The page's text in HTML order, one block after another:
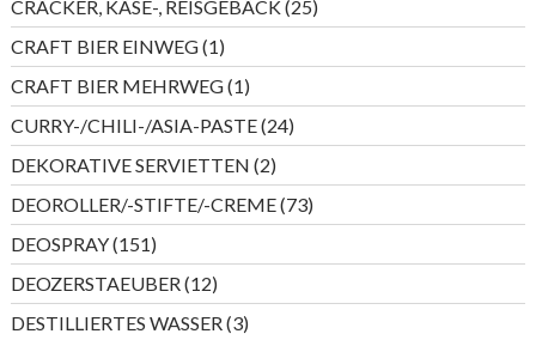
CRÄCKER, KÄSE-, REISGEBÄCK 2525
Produkte
CRAFT BIER EINWEG 11
Produkt
CRAFT BIER MEHRWEG 11
Produkt
CURRY-/CHILI-/ASIA-PASTE 2424
Produkte
DEKORATIVE SERVIETTEN 22
Produkte
DEOROLLER/-STIFTE/-CREME 7373
Produkte
DEOSPRAY 151151
Produkte
DEOZERSTAEUBER 1212
Produkte
DESTILLIERTES WASSER 33